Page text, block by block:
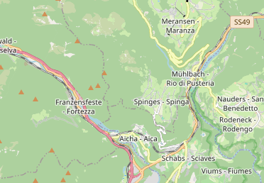
Kupferzeit Bronzezeit Eisenzeit Römerzeit
St. Jakob St. Christina Wolkenstein Seceda